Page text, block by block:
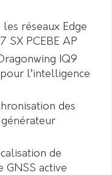
réseaux Edge
SX PCEBE AP
IQ9
l’intelligence
des
de
GNSS active